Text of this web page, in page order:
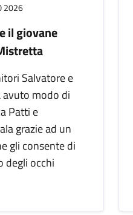
2026
il giovane
Salvatore e
avuto modo di
Patti e
grazie ad un
gli consente di
degli occhi